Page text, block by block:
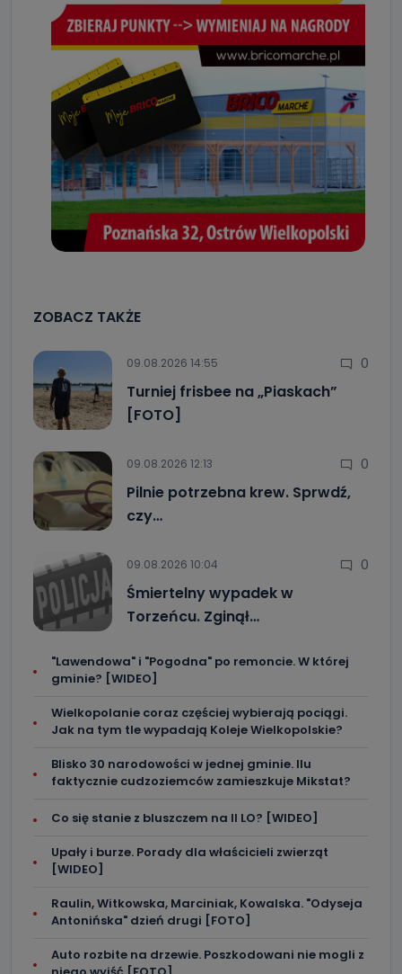
ZOBACZ TAKŻE
09.08.2026 14:55 0
Turniej frisbee na „Piaskach”
[FOTO]
09.08.2026 12:13 0
Pilnie potrzebna krew. Sprwdź,
czy…
09.08.2026 10:04 0
Śmiertelny wypadek w
Torzeńcu. Zginął…
"Lawendowa" i "Pogodna" po remoncie. W której
gminie? [WIDEO]
Wielkopolanie coraz częściej wybierają pociągi.
Jak na tym tle wypadają Koleje Wielkopolskie?
Blisko 30 narodowości w jednej gminie. Ilu
faktycznie cudzoziemców zamieszkuje Mikstat?
Co się stanie z bluszczem na II LO? [WIDEO]
Upały i burze. Porady dla właścicieli zwierząt
[WIDEO]
Raulin, Witkowska, Marciniak, Kowalska. "Odyseja
Antonińska" dzień drugi [FOTO]
Auto rozbite na drzewie. Poszkodowani nie mogli z